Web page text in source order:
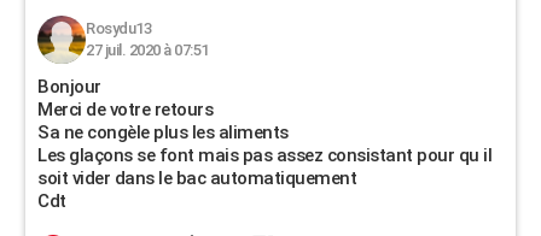
Rosydu13
27 juil. 2020 à 07:51
Bonjour
Merci de votre retours
Sa ne congèle plus les aliments
Les glaçons se font mais pas assez consistant pour qu il
soit vider dans le bac automatiquement
Cdt